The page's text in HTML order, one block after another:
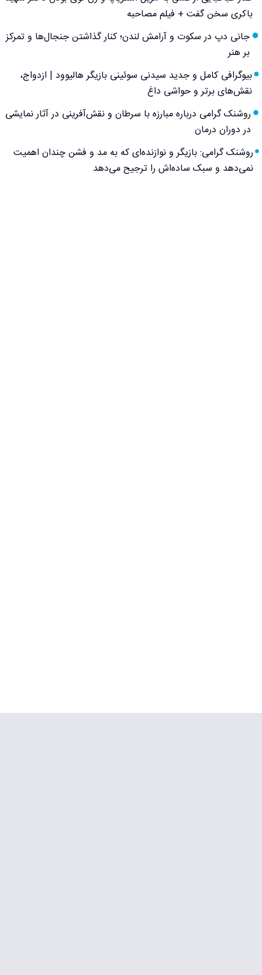
باکری سخن گفت + فیلم مصاحبه
جانی دپ در سکوت و آرامش لندن؛ کنار گذاشتن جنجال‌ها و تمرکز
بر هنر
بیوگرافی کامل و جدید سیدنی سوئینی بازیگر هالیوود | ازدواج،
نقش‌های برتر و حواشی داغ
روشنک گرامی درباره مبارزه با سرطان و نقش‌آفرینی در آثار نمایشی
در دوران درمان
روشنک گرامی: بازیگر و نوازنده‌ای که به مد و فشن چندان اهمیت
نمی‌دهد و سبک ساده‌اش را ترجیح می‌دهد